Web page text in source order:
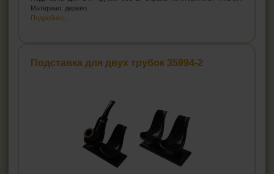
Материал: дерево.
Подробнее...
Подставка для двух трубок 35994-2